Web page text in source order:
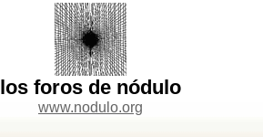
los foros de nódulo
www.nodulo.org